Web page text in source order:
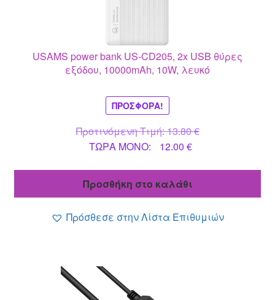
USAMS power bank US-CD205, 2x USB θύρες
εξόδου, 10000mAh, 10W, λευκό
ΠΡΟΣΦΟΡΆ!
Προτινόμενη Τιμή:13.80€Original
ΤΩΡΑ MONO: 12.00 €Η
είναι:
Προσθήκη στο καλάθι
Πρόσθεσε στην Λίστα Επιθυμιών